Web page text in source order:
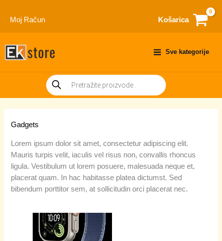
Moj Račun Košarica
Sve kategorije
Products
search
Gadgets
Lorem ipsum dolor sit amet, consectetur adipiscing elit.
Mauris turpis velit, iaculis vel risus non, convallis rhoncus
ligula. Vestibulum ut lorem posuere, malesuada neque et,
placerat quam. In hac habitasse platea dictumst. Sed
bibendum porttitor sem, at sollicitudin orci placerat nec.